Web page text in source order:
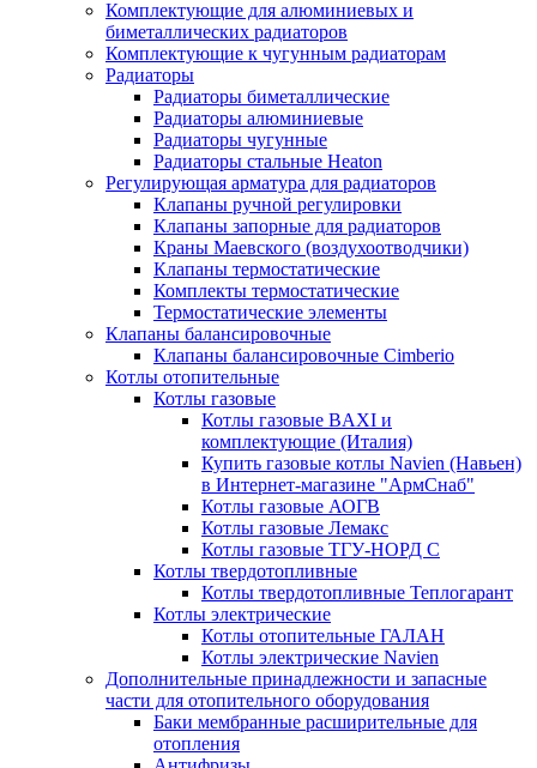
Комплектующие для алюминиевых и
биметаллических радиаторов
Комплектующие к чугунным радиаторам
Радиаторы
Радиаторы биметаллические
Радиаторы алюминиевые
Радиаторы чугунные
Радиаторы стальные Heaton
Регулирующая арматура для радиаторов
Клапаны ручной регулировки
Клапаны запорные для радиаторов
Краны Маевского (воздухоотводчики)
Клапаны термостатические
Комплекты термостатические
Термостатические элементы
Клапаны балансировочные
Клапаны балансировочные Cimberio
Котлы отопительные
Котлы газовые
Котлы газовые BAXI и
комплектующие (Италия)
Купить газовые котлы Navien (Навьен)
в Интернет-магазине "АрмСнаб"
Котлы газовые АОГВ
Котлы газовые Лемакс
Котлы газовые ТГУ-НОРД С
Котлы твердотопливные
Котлы твердотопливные Теплогарант
Котлы электрические
Котлы отопительные ГАЛАН
Котлы электрические Navien
Дополнительные принадлежности и запасные
части для отопительного оборудования
Баки мембранные расширительные для
отопления